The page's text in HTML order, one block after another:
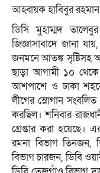
আহ্বায়ক হাবিবুর
ডিসি মুহাম্মদ
জিজ্ঞাসাবাদে জানা
জনমনে আতঙ্ক সৃষ্টিসহ
ছাড়া আগামী ১০ থেকে
আশপাশে ও ঢাকা
লীগের স্লোগান
করছিল। শনিবার
গ্রেপ্তার করা হয়েছে।
রমনা বিভাগ তিনজন,
বিভাগ চারজন, ডিবি